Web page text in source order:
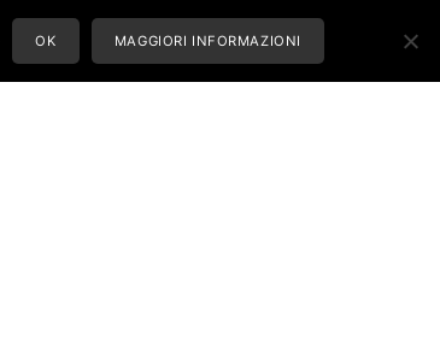
OK MAGGIORI INFORMAZIONI